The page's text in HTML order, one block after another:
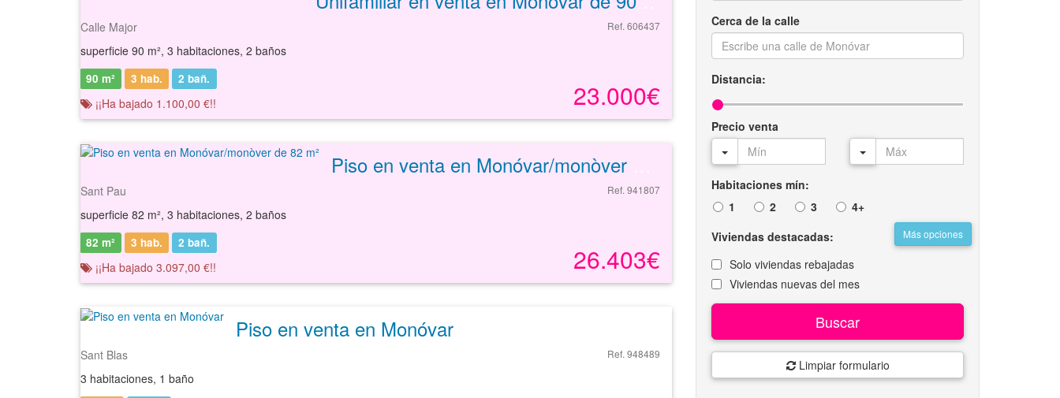
Calle Major Ref. 606437
superficie 90 m², 3 habitaciones, 2 baños
23.000€
90 m² 3 hab. 2 bañ.
¡¡Ha bajado 1.100,00 €!!
Sant Pau Ref. 941807
superficie 82 m², 3 habitaciones, 2 baños
26.403€
82 m² 3 hab. 2 bañ.
¡¡Ha bajado 3.097,00 €!!
Piso en venta en Monóvar
Sant Blas Ref. 948489
3 habitaciones, 1 baño
Cerca de la calle
Distancia:
Precio venta
Habitaciones mín:
1
2 3 4+
Más opciones
Viviendas destacadas:
Solo viviendas rebajadas
Viviendas nuevas del mes
Buscar
Limpiar formulario